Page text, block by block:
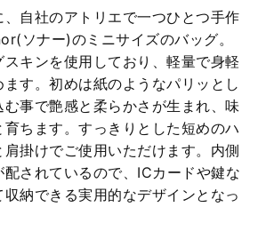
自社のアトリエで一つひとつ手作
ソナー)のミニサイズのバッグ。
キンを使用しており、軽量で身軽
す。初めは紙のようなパリッとし
事で艶感と柔らかさが生まれ、味
ちます。すっきりとした短めのハ
掛けでご使用いただけます。内側
されているので、ICカードや鍵な
納できる実用的なデザインとなっ